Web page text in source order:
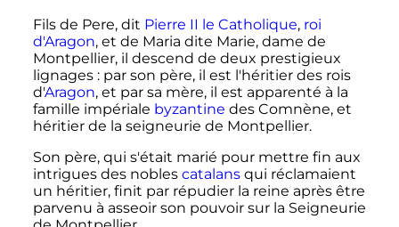
Fils de Pere, dit Pierre II le Catholique, roi
d'Aragon, et de Maria dite Marie, dame de
Montpellier, il descend de deux prestigieux
lignages : par son père, il est l'héritier des rois
d'Aragon, et par sa mère, il est apparenté à la
famille impériale byzantine des Comnène, et
héritier de la seigneurie de Montpellier.
Son père, qui s'était marié pour mettre fin aux
intrigues des nobles catalansqui réclamaient
un héritier, finit par répudier la reine après être
parvenu à asseoir son pouvoir sur la Seigneurie